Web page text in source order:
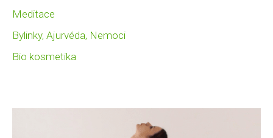
Meditace
Bylinky, Ajurvéda, Nemoci
Bio kosmetika